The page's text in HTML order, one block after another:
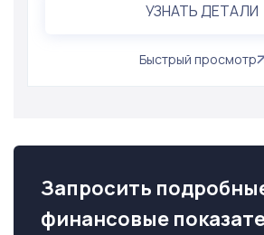
УЗНАТЬ ДЕТАЛИ
Быстрый просмотр
Запросить
финансовые